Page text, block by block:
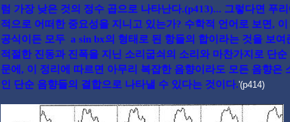
럼 가장 낮은 것의 정수 곱으로 나타난다.(p413)... 그렇다면 푸
적으로 어떠한 중요성을 지니고 있는가? 수학적 언어로 보면,
공식이든 모두 a sin bx의 형태로 된 항들의 합이라는 것을 보여
적절한 진동과 진폭을 지닌 소리굽쇠의 소리와 마찬가지로 단순
문에, 이 정리에 따르면 아무리 복잡한 음향이라도 모든 음향은
인 단순 음향들의 결합으로 나타낼 수 있다는 것이다.'(p414)